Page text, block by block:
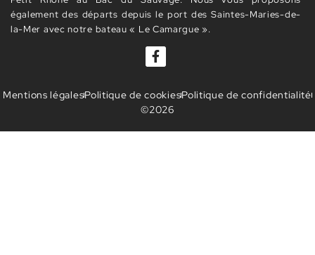
également des départs depuis le port des Saintes-Maries-de-
la-Mer avec notre bateau « Le Camargue ».
Mentions légalesPolitique de cookiesPolitique de confidentialité
©2026